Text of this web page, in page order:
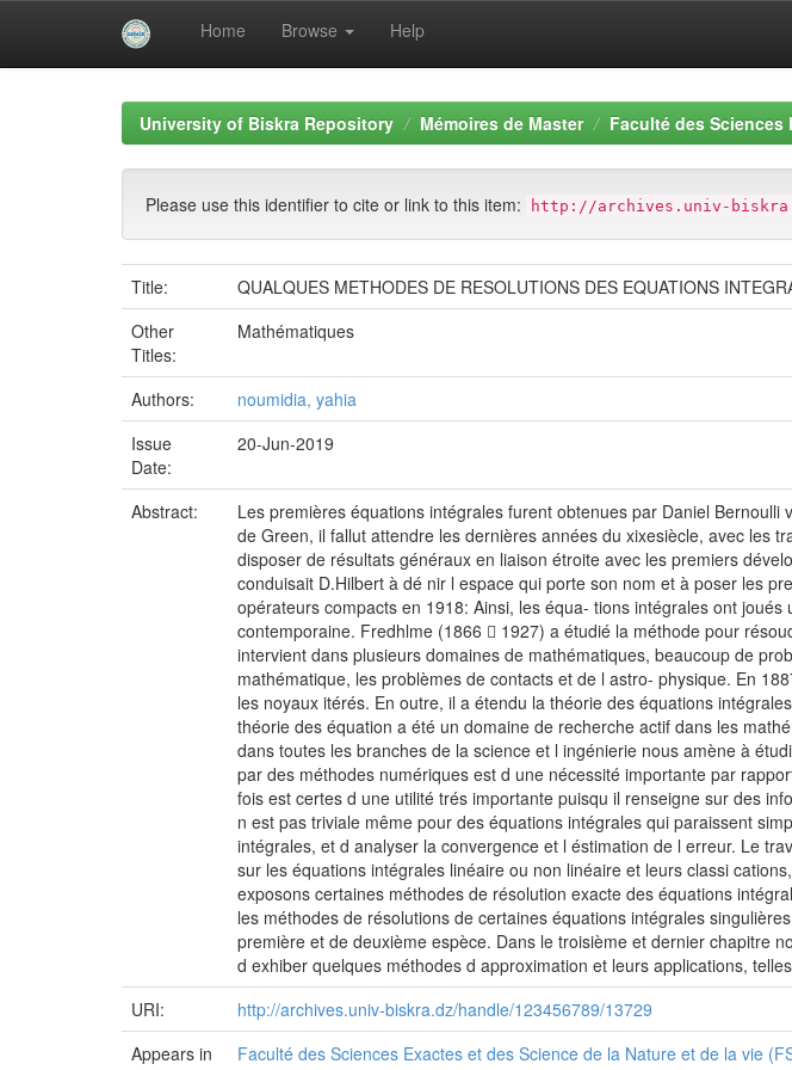
Home Browse Help
University of Biskra Repository Mémoires de Master Faculté des Sciences
Please use this identifier to cite or link to this item: http://archives.univ-
Title:
QUALQUES METHODES DE RESOLUTIONS DES EQUATIONS
Other
Titles:
Mathématiques
Authors:
noumidia, yahia
Issue
Date:
20-Jun-2019
Abstract:
Les premières équations intégrales furent obtenues par Daniel
de Green, il fallut attendre les dernières années du xixesiècle, avec les
disposer de résultats généraux en liaison étroite avec les premiers
conduisait D.Hilbert à dé nir l espace qui porte son nom et à poser les
opérateurs compacts en 1918: Ainsi, les équa- tions intégrales ont
contemporaine. Fredhlme (1866 􀀀 1927) a étudié la méthode pour
intervient dans plusieurs domaines de mathématiques, beaucoup de
mathématique, les problèmes de contacts et de l astro- physique. En
les noyaux itérés. En outre, il a étendu la théorie des équations
théorie des équation a été un domaine de recherche actif dans les
dans toutes les branches de la science et l ingénierie nous amène à
par des méthodes numériques est d une nécessité importante par
fois est certes d une utilité trés importante puisqu il renseigne sur des
n est pas triviale même pour des équations intégrales qui paraissent
intégrales, et d analyser la convergence et l éstimation de l erreur. Le
sur les équations intégrales linéaire ou non linéaire et leurs classi
exposons certaines méthodes de résolution exacte des équations
les méthodes de résolutions de certaines équations intégrales
première et de deuxième espèce. Dans le troisième et dernier chapitre
d exhiber quelques méthodes d approximation et leurs applications,
URI:
http://archives.univ-biskra.dz/handle/123456789/13729
Appears in
Faculté des Sciences Exactes et des Science de la Nature et de la vie